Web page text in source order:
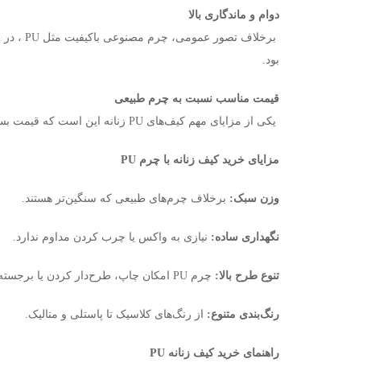
دوام و ماندگاری بالا
برخلاف تصور عمومی، چرم مصنوعی باکیفیت مثل PU ،
بود.
قیمت مناسب نسبت به چرم طبیعی
یکی از مزایای مهم کیف‌های PU زنانه این است که قیمت
مزایای خرید کیف زنانه با چرم PU
وزن سبک: برخلاف چرم‌های طبیعی که سنگین‌تر هستند.
نگهداری ساده: نیازی به واکس یا چرب کردن مداوم ندارد.
تنوع طرح بالا: چرم PU امکان چاپ، طرح‌دار کردن یا
رنگ‌بندی متنوع: از رنگ‌های کلاسیک تا پاستلی و متالیک.
راهنمای خرید کیف زنانه PU